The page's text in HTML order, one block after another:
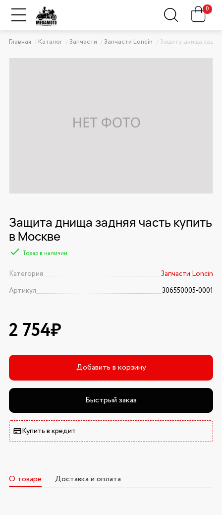
0
Главная Каталог Запчасти Запчасти Loncin Защита днища
Защита днища задняя часть купить
в Москве
Товар в наличии
Категория
Запчасти Loncin
Артикул
306550005-0001
2 754₽
Добавить в корзину
Быстрый заказ
Купить в кредит
О товаре Доставка и оплата